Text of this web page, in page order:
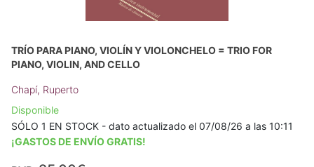
TRÍO PARA PIANO, VIOLÍN Y VIOLONCHELO = TRIO FOR
PIANO, VIOLIN, AND CELLO
Chapí, Ruperto
Disponible
SÓLO 1 EN STOCK - dato actualizado el 07/08/26 a las 10:11
¡GASTOS DE ENVÍO GRATIS!